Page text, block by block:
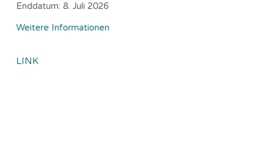
Enddatum: 8. Juli 2026
Weitere Informationen
LINK